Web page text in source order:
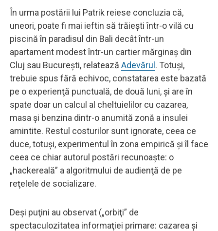
În urma postării lui Patrik reiese concluzia că,
uneori, poate fi mai ieftin să trăieşti într-o vilă cu
piscină în paradisul din Bali decât într-un
apartament modest într-un cartier mărginaş din
Cluj sau Bucureşti, relatează Adevărul. Totuşi,
trebuie spus fără echivoc, constatarea este bazată
pe o experienţă punctuală, de două luni, şi are în
spate doar un calcul al cheltuielilor cu cazarea,
masa şi benzina dintr-o anumită zonă a insulei
amintite. Restul costurilor sunt ignorate, ceea ce
duce, totuşi, experimentul în zona empirică şi îl face
ceea ce chiar autorul postări recunoaşte: o
„hackereală” a algoritmului de audienţă de pe
reţelele de socializare.
Deşi puţini au observat („orbiţi” de
spectaculozitatea informaţiei primare: cazarea şi